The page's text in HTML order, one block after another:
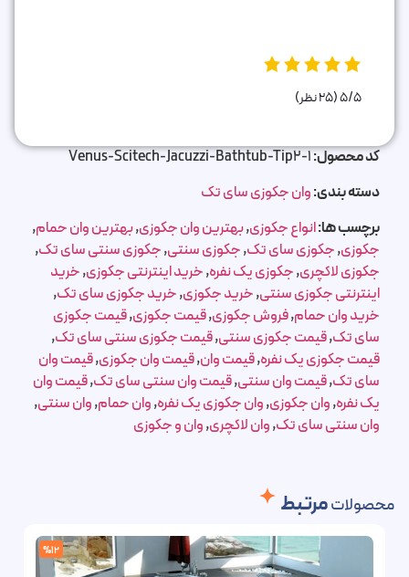
5/5(25 نظر)
کد محصول:Venus-Scitech-Jacuzzi-Bathtub-Tip2-1
دسته بندی:وان جکوزی سای تک
برچسب ها:انواع جکوزی,بهترین وان جکوزی,بهترین وان حمام,
جکوزی,جکوزی سای تک,جکوزی سنتی,جکوزی سنتی سای تک,
جکوزی لاکچری,جکوزی یک نفره,خرید اینترنتی جکوزی,خرید
اینترنتی جکوزی سنتی,خرید جکوزی,خرید جکوزی سای تک,
خرید وان حمام,فروش جکوزی,قیمت جکوزی,قیمت جکوزی
سای تک,قیمت جکوزی سنتی,قیمت جکوزی سنتی سای تک,
قیمت جکوزی یک نفره,قیمت وان,قیمت وان جکوزی,قیمت وان
سای تک,قیمت وان سنتی,قیمت وان سنتی سای تک,قیمت وان
یک نفره,وان جکوزی,وان جکوزی یک نفره,وان حمام,وان سنتی,
وان سنتی سای تک,وان لاکچری,وان و جکوزی
محصولاتمرتبط
%12